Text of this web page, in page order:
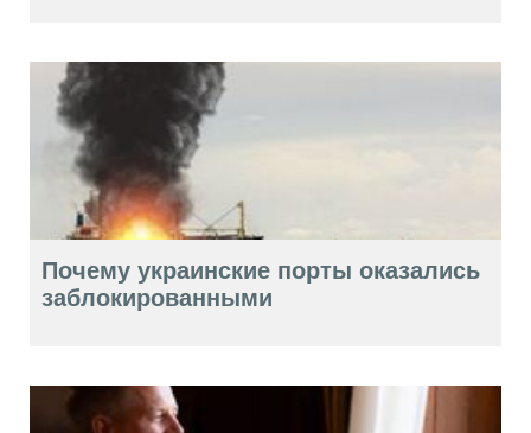
Почему украинские порты оказались
заблокированными